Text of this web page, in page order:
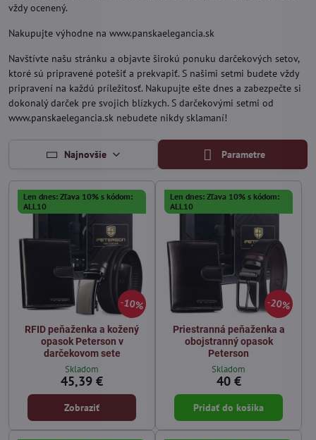
vždy ocenený.
Nakupujte výhodne na www.panskaelegancia.sk
Navštívte našu stránku a objavte širokú ponuku darčekových setov,
ktoré sú pripravené potešiť a prekvapiť. S našimi setmi budete vždy
pripravení na každú príležitosť. Nakupujte ešte dnes a zabezpečte si
dokonalý darček pre svojich blízkych. S darčekovými setmi od
www.panskaelegancia.sk nebudete nikdy sklamaní!
Najnovšie Parametre
10%
Len dnes: Zľava 10% s kódom:
ALL10
RFID peňaženka a kožený
opasok Peterson v
darčekovom sete
Skladom
45,39 €
Zobraziť
20%
Len dnes: Zľava 10% s kódom:
ALL10
Priestranná peňaženka a
obojstranný opasok
Peterson
Skladom
40 €
Pridať do košíka